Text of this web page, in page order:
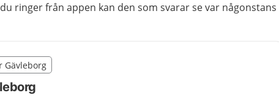
ringer från appen kan den som svarar se var någonstans
region Gävleborg
Gävleborg
tillägget från region Gävleborg